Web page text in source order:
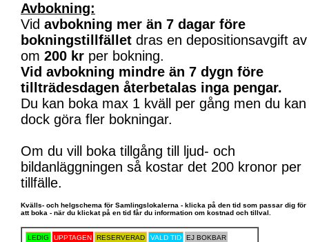
Avbokning:
Vid avbokning mer än 7 dagar före
bokningstillfället dras en depositionsavgift av
om 200 kr per bokning.
Vid avbokning mindre än 7 dygn före
tillträdesdagen återbetalas inga pengar.
Du kan boka max 1 kväll per gång men du kan
dock göra fler bokningar.
Om du vill boka tillgång till ljud- och
bildanläggningen så kostar det 200 kronor per
tillfälle.
Kvälls- och helgschema för Samlingslokalerna - klicka på den tid som passar dig för
att boka - när du klickat på en tid får du information om kostnad och tillval.
LEDIG UPPTAGEN RESERVERAD VALD TID EJ BOKBAR